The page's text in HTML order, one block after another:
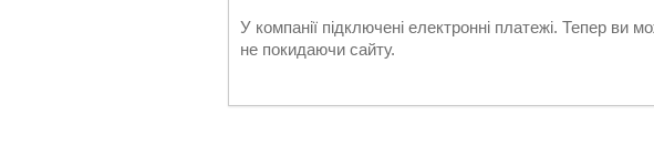
У компанії підключені електронні платежі. Тепер ви
не покидаючи сайту.